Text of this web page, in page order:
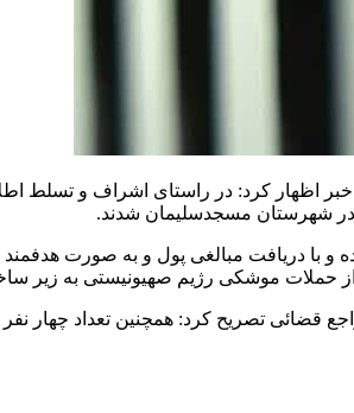
خبر اظهار کرد: در راستای اشراف و تسلط
شهرستان مسجدسلیمان شدند.
و با دریافت مبالغی پول و به صورت
از حملات موشکی رژیم صهیونیستی به زیر
قضائی تصریح کرد: همچنین تعداد چهار